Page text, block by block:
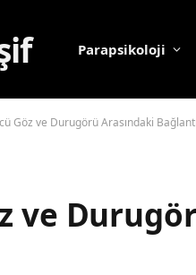
Parapsikoloji
Göz ve Durugörü Arasındaki Bağlantı
ve